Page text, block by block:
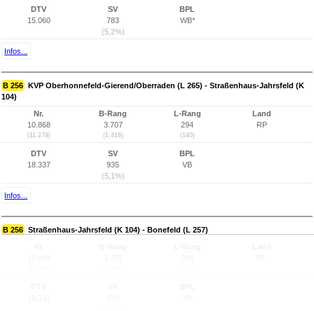
DTV
15.060
SV
783
(5,2%)
BPL
WB*
Infos...
B 256 KVP Oberhonnefeld-Gierend/Oberraden (L 265) - Straßenhaus-Jahrsfeld (K
104)
Nr.
10.868
(11.279)
B-Rang
3.707
(1.416)
L-Rang
294
(140)
Land
RP
DTV
18.337
SV
935
(5,1%)
BPL
VB
Infos...
B 256 Straßenhaus-Jahrsfeld (K 104) - Bonefeld (L 257)